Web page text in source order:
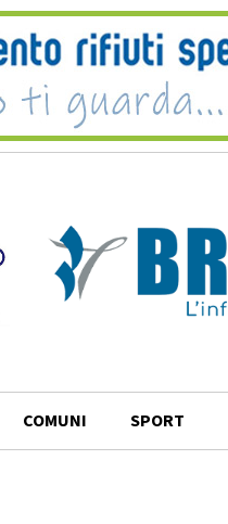
COMUNI SPORT